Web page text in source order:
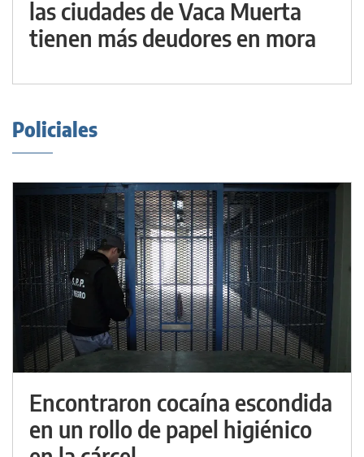
las ciudades de Vaca Muerta
tienen más deudores en mora
Policiales
Encontraron cocaína escondida
en un rollo de papel higiénico